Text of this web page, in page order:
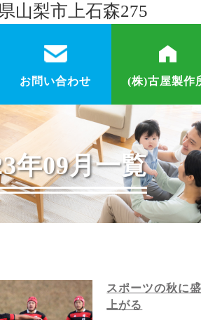
山梨市上石森275
(株)古屋製作
お問い合わせ
年09月一覧
スポーツの秋に
上がる